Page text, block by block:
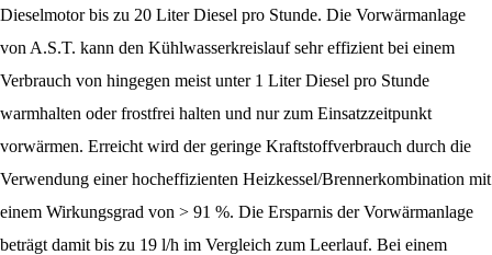
Dieselmotor bis zu 20 Liter Diesel pro Stunde. Die Vorwärmanlage
von A.S.T. kann den Kühlwasserkreislauf sehr effizient bei einem
Verbrauch von hingegen meist unter 1 Liter Diesel pro Stunde
warmhalten oder frostfrei halten und nur zum Einsatzzeitpunkt
vorwärmen. Erreicht wird der geringe Kraftstoffverbrauch durch die
Verwendung einer hocheffizienten Heizkessel/Brennerkombination mit
einem Wirkungsgrad von > 91 %. Die Ersparnis der Vorwärmanlage
beträgt damit bis zu 19 l/h im Vergleich zum Leerlauf. Bei einem